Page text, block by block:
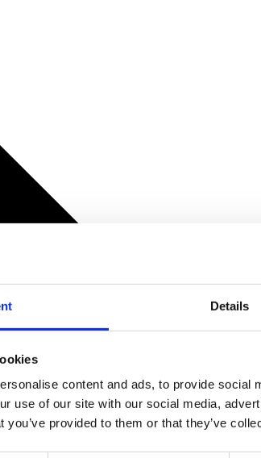
Details
content and ads, to provide social
use of our site with our social media,
you’ve provided to them or that they’ve